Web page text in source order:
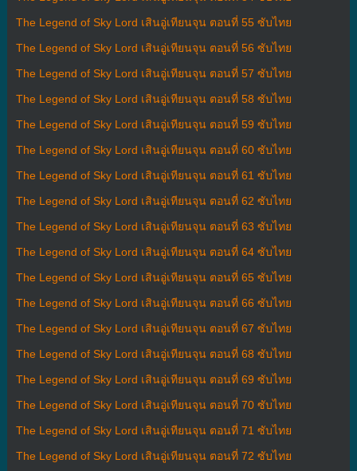
The Legend of Sky Lord เสินอู่เทียนจุน ตอนที่ 55 ซับไทย
The Legend of Sky Lord เสินอู่เทียนจุน ตอนที่ 56 ซับไทย
The Legend of Sky Lord เสินอู่เทียนจุน ตอนที่ 57 ซับไทย
The Legend of Sky Lord เสินอู่เทียนจุน ตอนที่ 58 ซับไทย
The Legend of Sky Lord เสินอู่เทียนจุน ตอนที่ 59 ซับไทย
The Legend of Sky Lord เสินอู่เทียนจุน ตอนที่ 60 ซับไทย
The Legend of Sky Lord เสินอู่เทียนจุน ตอนที่ 61 ซับไทย
The Legend of Sky Lord เสินอู่เทียนจุน ตอนที่ 62 ซับไทย
The Legend of Sky Lord เสินอู่เทียนจุน ตอนที่ 63 ซับไทย
The Legend of Sky Lord เสินอู่เทียนจุน ตอนที่ 64 ซับไทย
The Legend of Sky Lord เสินอู่เทียนจุน ตอนที่ 65 ซับไทย
The Legend of Sky Lord เสินอู่เทียนจุน ตอนที่ 66 ซับไทย
The Legend of Sky Lord เสินอู่เทียนจุน ตอนที่ 67 ซับไทย
The Legend of Sky Lord เสินอู่เทียนจุน ตอนที่ 68 ซับไทย
The Legend of Sky Lord เสินอู่เทียนจุน ตอนที่ 69 ซับไทย
The Legend of Sky Lord เสินอู่เทียนจุน ตอนที่ 70 ซับไทย
The Legend of Sky Lord เสินอู่เทียนจุน ตอนที่ 71 ซับไทย
The Legend of Sky Lord เสินอู่เทียนจุน ตอนที่ 72 ซับไทย